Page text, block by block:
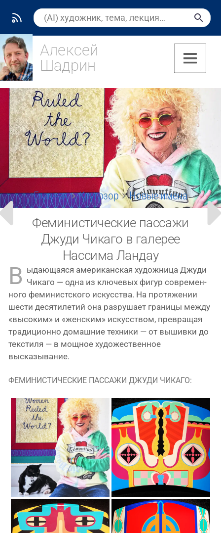
Алексей
Шадрин
(7)
Главная Кругозор Новые имена
Феминистические пассажи
Джуди Чикаго в галерее
Нассима Ландау
В ыда­ю­ща­я­ся аме­ри­кан­ская худож­ни­ца Джуди
Чикаго — одна из клю­че­вых фигур совре­мен­
но­го феми­нист­ско­го искус­ства. На про­тя­же­нии
шести деся­ти­ле­тий она раз­ру­ша­ет гра­ни­цы меж­ду
«высо­ким» и «жен­ским» искус­ством, пре­вра­щая
тра­ди­ци­он­но домаш­ние тех­ни­ки — от вышив­ки до
тек­сти­ля — в мощ­ное худо­же­ствен­ное
высказывание.
ФЕМИНИСТИЧЕСКИЕ ПАССАЖИ ДЖУДИ ЧИКАГО: